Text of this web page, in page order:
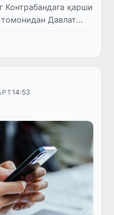
Контрабандага қарши
Давлат
Ички ишлар
ҳамкорликда
вос...
14:53